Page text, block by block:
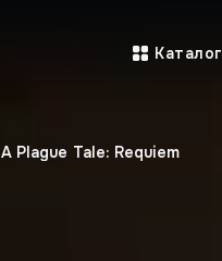
Каталог
A Plague Tale: Requiem